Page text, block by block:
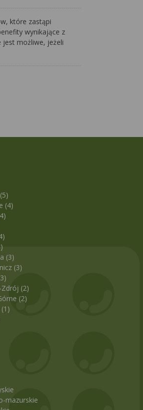
które zastąpi
wynikające z
jest możliwe, jeżeli
(4)
(3)
(3)
Zdrój (2)
(2)
mazurskie